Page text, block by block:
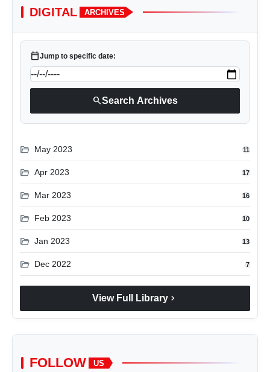
DIGITAL ARCHIVES
calendar_todayJump to specific date:
searchSearch Archives
folder_open May 2023 11
folder_open Apr 2023 17
folder_open Mar 2023 16
folder_open Feb 2023 10
folder_open Jan 2023 13
folder_open Dec 2022 7
View Full Library chevron_right
FOLLOW US